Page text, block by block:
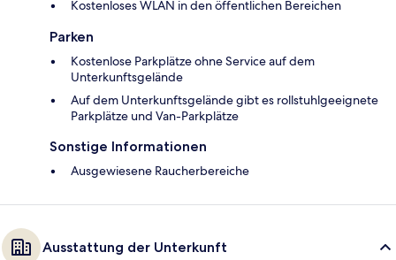
Kostenloses WLAN in den öffentlichen Bereichen
Parken
Kostenlose Parkplätze ohne Service auf dem
Unterkunftsgelände
Auf dem Unterkunftsgelände gibt es rollstuhlgeeignete
Parkplätze und Van-Parkplätze
Sonstige Informationen
Ausgewiesene Raucherbereiche
Ausstattung der Unterkunft